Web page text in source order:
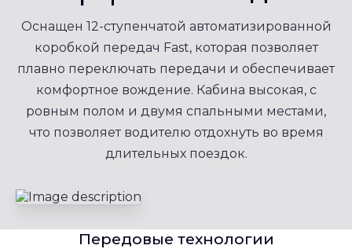
Оснащен 12-ступенчатой автоматизированной
коробкой передач Fast, которая позволяет
плавно переключать передачи и обеспечивает
комфортное вождение. Кабина высокая, с
ровным полом и двумя спальными местами,
что позволяет водителю отдохнуть во время
длительных поездок.
Передовые технологии